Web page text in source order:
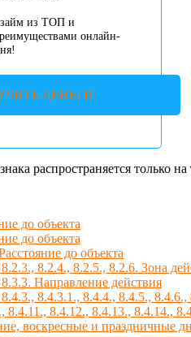
из ТОП и
онлайн-
ДЕНЬГИ
распространяется
до объекта
до объекта
до объекта
8.2.4., 8.2.5., 8.2.6. Зона
Направление действия
8.4.3.1., 8.4.4., 8.4.5.,
8.4.11., 8.4.12., 8.4.13., 8.4.14.,
воскресные и праздничные